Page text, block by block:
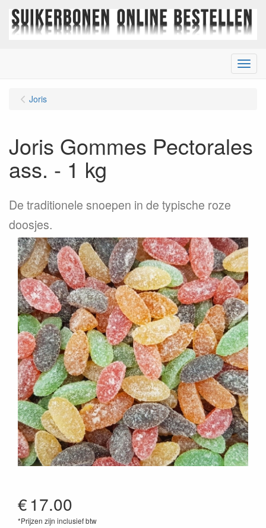
Menu
Joris
Joris Gommes Pectorales
ass. - 1 kg
De traditionele snoepen in de typische roze
doosjes.
€17.00
*Prijzen zijn inclusief btw